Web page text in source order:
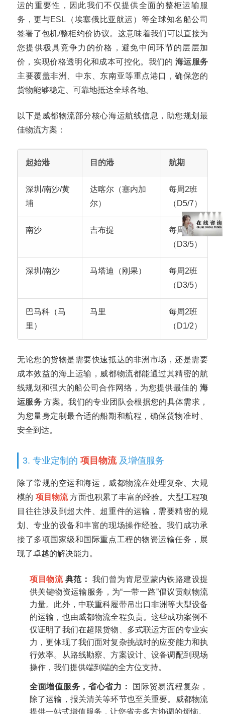
运的重要性，因此我们不仅提供全面的整柜运输服
务，更与ESL（埃塞俄比亚航运）等全球知名船公司
签署了包机/整柜约价协议。这意味着我们可以直接为
您提供极具竞争力的价格，避免中间环节的层层加
价，实现价格透明化和成本可控化。我们的 海运服务
主要覆盖非洲、中东、东南亚等重点港口，确保您的
货物能够稳定、可靠地抵达全球各地。
以下是威都物流部分核心海运航线信息，助您规划最
佳物流方案：
起始港 目的港 航期
深圳/南沙/黄
埔
达喀尔（塞内加
尔）
每周2班
（D5/7）
南沙 吉布提
每周2班
（D3/5）
深圳/南沙 马塔迪（刚果）
每周2班
（D3/5）
巴马科（马
里）
马里
每周2班
（D1/2）
无论您的货物是需要快速抵达的非洲市场，还是需要
成本效益的海上运输，威都物流都能通过其精密的航
线规划和强大的船公司合作网络，为您提供最佳的 海
运服务 方案。我们的专业团队会根据您的具体需求，
为您量身定制最合适的船期和航程，确保货物准时、
安全到达。
3. 专业定制的 项目物流 及增值服务
除了常规的空运和海运，威都物流在处理复杂、大规
模的 项目物流方面也积累了丰富的经验。大型工程项
目往往涉及到超大件、超重件的运输，需要精密的规
划、专业的设备和丰富的现场操作经验。我们成功承
接了多项国家级和国际重点工程的物资运输任务，展
现了卓越的解决能力。
项目物流 典范： 我们曾为肯尼亚蒙内铁路建设提
供关键物资运输服务，为“一带一路”倡议贡献物流
力量。此外，中联重科履带吊出口非洲等大型设备
的运输，也由威都物流全程负责。这些成功案例不
仅证明了我们在超限货物、多式联运方面的专业实
力，更体现了我们面对复杂挑战时的应变能力和执
行效率。从路线勘察、方案设计、设备调配到现场
操作，我们提供端到端的全方位支持。
全面增值服务，省心省力：
国际贸易流程复杂，
除了运输，报关清关等环节也至关重要。威都物流
提供一站式增值服务，让您省去多方协调的烦恼。